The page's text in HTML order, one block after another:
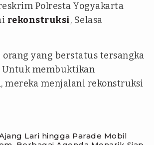
Polresta Yogyakarta
rekonstruksi, Selasa
orang yang berstatus tersangka
membuktikan
mereka menjalani rekonstruksi
Lari hingga Parade Mobil